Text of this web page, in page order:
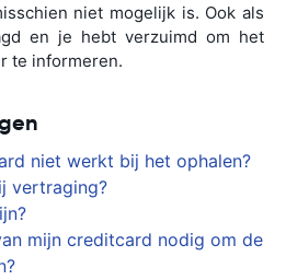
niet mogelijk is. Ook als
en je hebt verzuimd om het
te informeren.
niet werkt bij het ophalen?
vertraging?
mijn creditcard nodig om de